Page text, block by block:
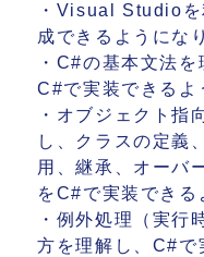
・Visual Studioを
成できるようにな
・C#の基本文法
C#で実装できるよ
・オブジェクト指
し、クラスの定義
用、継承、オーバ
をC#で実装できる
・例外処理（実行
方を理解し、C#で